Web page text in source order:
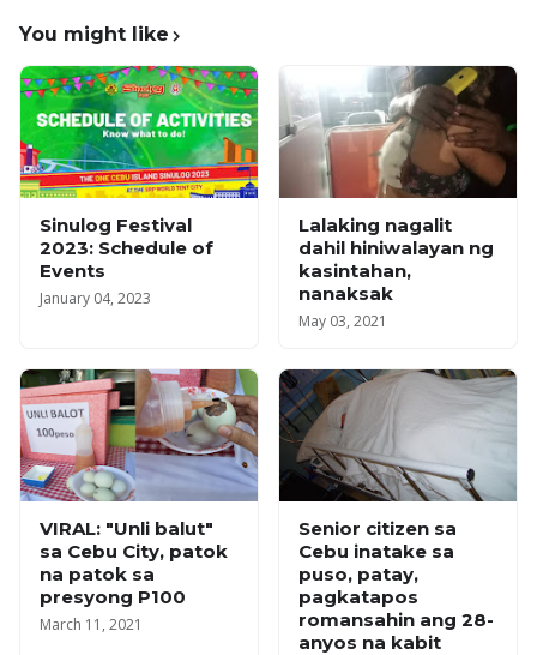
You might like
Sinulog Festival
2023: Schedule of
Events
January 04, 2023
Lalaking nagalit
dahil hiniwalayan ng
kasintahan,
nanaksak
May 03, 2021
VIRAL: "Unli balut"
sa Cebu City, patok
na patok sa
presyong P100
March 11, 2021
Senior citizen sa
Cebu inatake sa
puso, patay,
pagkatapos
romansahin ang 28-
anyos na kabit